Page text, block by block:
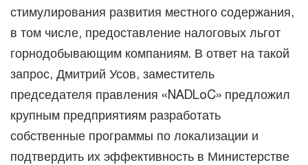
стимулирования развития местного содержания,
в том числе, предоставление налоговых льгот
горнодобывающим компаниям. В ответ на такой
запрос, Дмитрий Усов, заместитель
председателя правления «NADLoC» предложил
крупным предприятиям разработать
собственные программы по локализации и
подтвердить их эффективность в Министерстве